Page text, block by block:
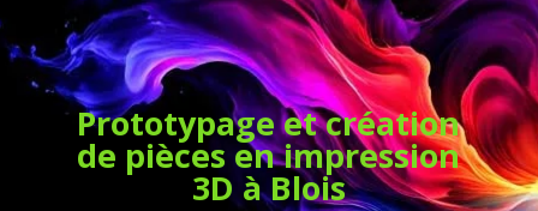
Prototypage et création
de pièces en impression
3D à Blois